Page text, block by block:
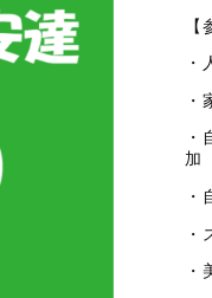
・
加
・
・
・